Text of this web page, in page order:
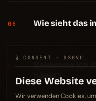
08 Wie sieht das
09
Bekomme ich
hängt?
§ CONSENT · DSGVO
Diese Website
Wir verwenden Cookies,